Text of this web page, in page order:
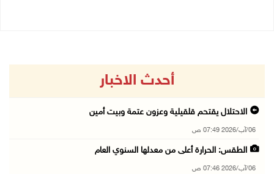
أحدث الاخبار
الاحتلال يقتحم قلقيلية وعزون عتمة وبيت أمين
06/آب/2026 07:49 ص
الطقس: الحرارة أعلى من معدلها السنوي العام
06/آب/2026 07:46 ص